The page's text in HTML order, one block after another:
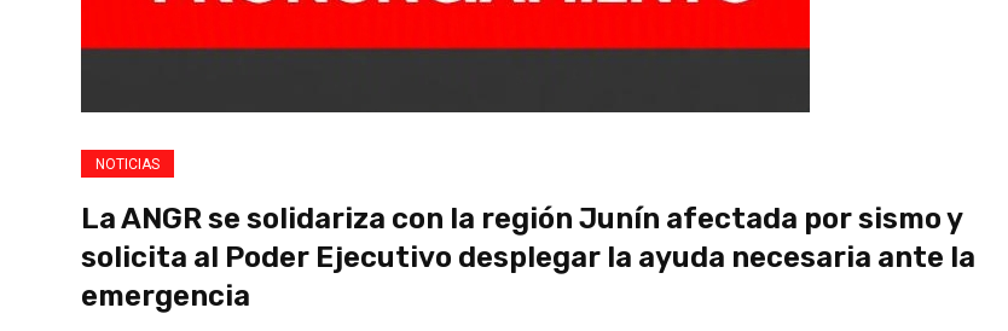
NOTICIAS
La ANGR se solidariza con la región Junín afectada por sismo y
solicita al Poder Ejecutivo desplegar la ayuda necesaria ante la
emergencia